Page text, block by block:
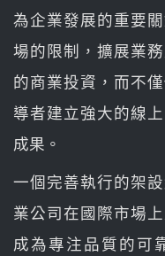
為企業發展的重要
場的限制，擴展業
的商業投資，而不
導者建立強大的線
成果。
一個完善執行的架
業公司在國際市場
成為專注品質的可